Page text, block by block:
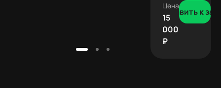
Цена
15
000
₽
Добавить к